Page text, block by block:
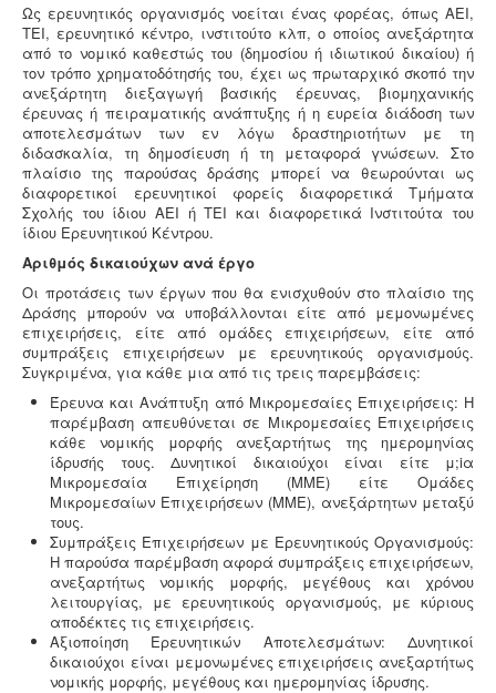
Ως ερευνητικός οργανισμός νοείται ένας φορέας, όπως ΑΕΙ,
ΤΕΙ, ερευνητικό κέντρο, ινστιτούτο κλπ, ο οποίος ανεξάρτητα
από το νομικό καθεστώς του (δημοσίου ή ιδιωτικού δικαίου) ή
τον τρόπο χρηματοδότησής του, έχει ως πρωταρχικό σκοπό την
ανεξάρτητη διεξαγωγή βασικής έρευνας, βιομηχανικής
έρευνας ή πειραματικής ανάπτυξης ή η ευρεία διάδοση των
αποτελεσμάτων των εν λόγω δραστηριοτήτων με τη
διδασκαλία, τη δημοσίευση ή τη μεταφορά γνώσεων. Στο
πλαίσιο της παρούσας δράσης μπορεί να θεωρούνται ως
διαφορετικοί ερευνητικοί φορείς διαφορετικά Τμήματα
Σχολής του ίδιου ΑΕΙ ή ΤΕΙ και διαφορετικά Ινστιτούτα του
ίδιου Ερευνητικού Κέντρου.
Αριθμός δικαιούχων ανά έργο
Οι προτάσεις των έργων που θα ενισχυθούν στο πλαίσιο της
Δράσης μπορούν να υποβάλλονται είτε από μεμονωμένες
επιχειρήσεις, είτε από ομάδες επιχειρήσεων, είτε από
συμπράξεις επιχειρήσεων με ερευνητικούς οργανισμούς.
Συγκριμένα, για κάθε μια από τις τρεις παρεμβάσεις:
Έρευνα και Ανάπτυξη από Μικρομεσαίες Επιχειρήσεις: Η
παρέμβαση απευθύνεται σε Μικρομεσαίες Επιχειρήσεις
κάθε νομικής μορφής ανεξαρτήτως της ημερομηνίας
ίδρυσής τους. Δυνητικοί δικαιούχοι είναι είτε μ;iα
Μικρομεσαία Επιχείρηση (ΜΜΕ) είτε Ομάδες
Μικρομεσαίων Επιχειρήσεων (ΜΜΕ), ανεξάρτητων μεταξύ
τους.
Συμπράξεις Επιχειρήσεων με Ερευνητικούς Οργανισμούς:
Η παρούσα παρέμβαση αφορά συμπράξεις επιχειρήσεων,
ανεξαρτήτως νομικής μορφής, μεγέθους και χρόνου
λειτουργίας, με ερευνητικούς οργανισμούς, με κύριους
αποδέκτες τις επιχειρήσεις.
Αξιοποίηση Ερευνητικών Αποτελεσμάτων: Δυνητικοί
δικαιούχοι είναι μεμονωμένες επιχειρήσεις ανεξαρτήτως
νομικής μορφής, μεγέθους και ημερομηνίας ίδρυσης.